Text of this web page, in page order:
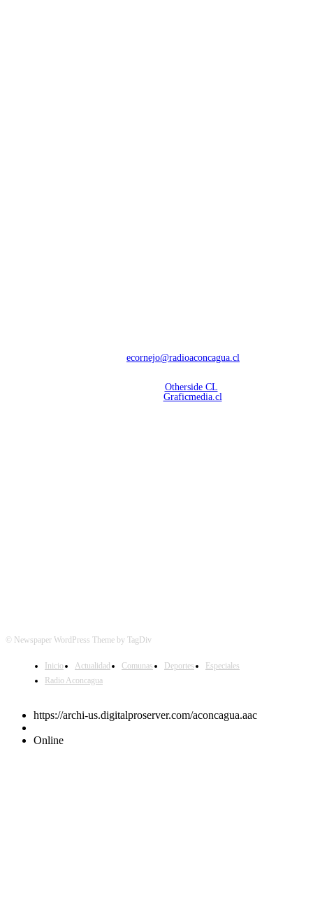
ecornejo@radioaconcagua.cl
Otherside CL
Graficmedia.cl
© Newspaper WordPress Theme by TagDiv
Inicio Actualidad Comunas Deportes
Especiales
Radio Aconcagua
https://archi-us.digitalproserver.com/aconcagua.aac
Online